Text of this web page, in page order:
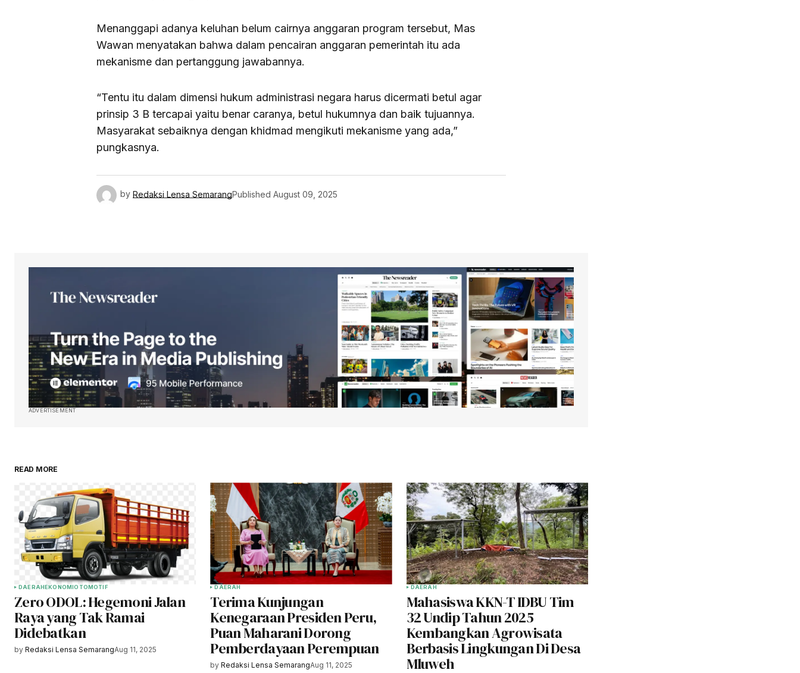
Menanggapi adanya keluhan belum cairnya anggaran program tersebut, Mas
Wawan menyatakan bahwa dalam pencairan anggaran pemerintah itu ada
mekanisme dan pertanggung jawabannya.
“Tentu itu dalam dimensi hukum administrasi negara harus dicermati betul agar
prinsip 3 B tercapai yaitu benar caranya, betul hukumnya dan baik tujuannya.
Masyarakat sebaiknya dengan khidmad mengikuti mekanisme yang ada,”
pungkasnya.
by Redaksi Lensa SemarangPublished August 09, 2025
ADVERTISEMENT
READ MORE
DAERAHEKONOMIOTOMOTIF
Zero ODOL: Hegemoni Jalan
Raya yang Tak Ramai
Didebatkan
by Redaksi Lensa SemarangAug 11, 2025
DAERAH
Terima Kunjungan
Kenegaraan Presiden Peru,
Puan Maharani Dorong
Pemberdayaan Perempuan
by Redaksi Lensa SemarangAug 11, 2025
DAERAH
Mahasiswa KKN-T IDBU Tim
32 Undip Tahun 2025
Kembangkan Agrowisata
Berbasis Lingkungan Di Desa
Mluweh